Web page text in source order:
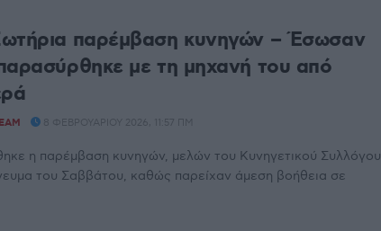
παρέμβαση κυνηγών – Έσωσαν
με τη μηχανή του από
8 ΦΕΒΡΟΥΑΡΊΟΥ 2026, 11:57 ΠΜ
η παρέμβαση κυνηγών, μελών του Κυνηγετικού Συλλόγου
του Σαββάτου, καθώς παρείχαν άμεση βοήθεια σε